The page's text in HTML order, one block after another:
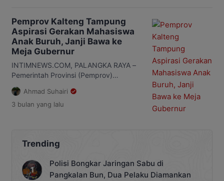
Pemprov Kalteng Tampung
Aspirasi Gerakan Mahasiswa
Anak Buruh, Janji Bawa ke
Meja Gubernur
INTIMNEWS.COM, PALANGKA RAYA –
Pemerintah Provinsi (Pemprov)
Kalimantan Tengah (Kalteng)
memastikan aspirasi mahasiswa yang
disampaikan dalam aksi Gerakan
catatan lapangan. Staf Ahli Gubernur
Politik, Darliansjah mengatakan,
pemerintah terbuka terhadap kritik
Ahmad Suhairi
3 bulan yang lalu
Trending
Polisi Bongkar Jaringan Sabu di
Pangkalan Bun, Dua Pelaku Diamankan